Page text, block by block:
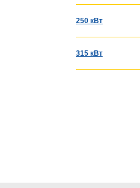
250 кВт
315 кВт